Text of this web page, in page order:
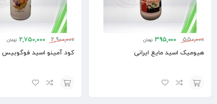
550,000
395,000 تومان
هیومیک اسید مایع ایرانی
2,900,000
2,750,000 تومان
کود آمینو اسید فوگوبیس